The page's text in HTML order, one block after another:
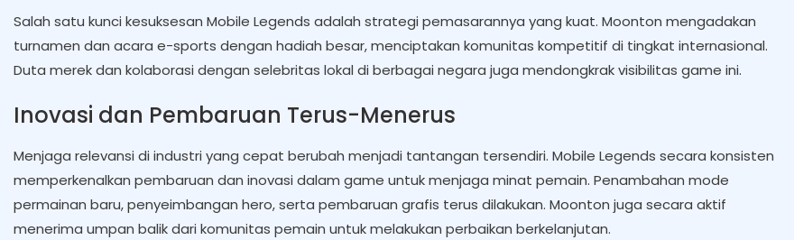
Salah satu kunci kesuksesan Mobile Legends adalah strategi pemasarannya yang kuat. Moonton mengadakan
turnamen dan acara e-sports dengan hadiah besar, menciptakan komunitas kompetitif di tingkat internasional.
Duta merek dan kolaborasi dengan selebritas lokal di berbagai negara juga mendongkrak visibilitas game ini.
Inovasi dan Pembaruan Terus-Menerus
Menjaga relevansi di industri yang cepat berubah menjadi tantangan tersendiri. Mobile Legends secara konsisten
memperkenalkan pembaruan dan inovasi dalam game untuk menjaga minat pemain. Penambahan mode
permainan baru, penyeimbangan hero, serta pembaruan grafis terus dilakukan. Moonton juga secara aktif
menerima umpan balik dari komunitas pemain untuk melakukan perbaikan berkelanjutan.